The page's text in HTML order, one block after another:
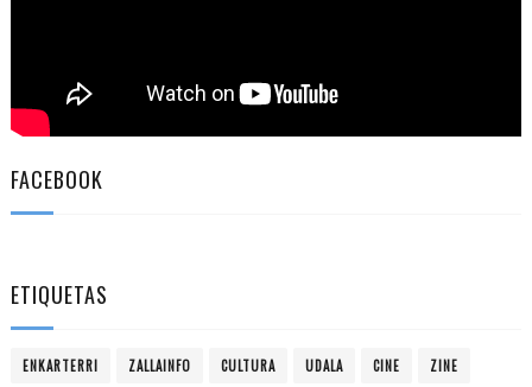
FACEBOOK
ETIQUETAS
ENKARTERRI ZALLAINFO CULTURA UDALA CINE ZINE